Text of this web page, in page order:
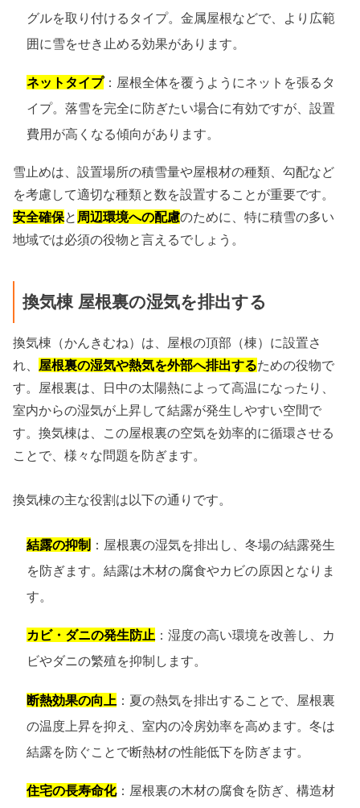
グルを取り付けるタイプ。金属屋根などで、より広範
囲に雪をせき止める効果があります。
ネットタイプ：屋根全体を覆うようにネットを張るタ
イプ。落雪を完全に防ぎたい場合に有効ですが、設置
費用が高くなる傾向があります。
雪止めは、設置場所の積雪量や屋根材の種類、勾配など
を考慮して適切な種類と数を設置することが重要です。
安全確保と 周辺環境への配慮のために、特に積雪の多い
地域では必須の役物と言えるでしょう。
換気棟 屋根裏の湿気を排出する
換気棟（かんきむね）は、屋根の頂部（棟）に設置さ
れ、 屋根裏の湿気や熱気を外部へ排出するための役物で
す。屋根裏は、日中の太陽熱によって高温になったり、
室内からの湿気が上昇して結露が発生しやすい空間で
す。換気棟は、この屋根裏の空気を効率的に循環させる
ことで、様々な問題を防ぎます。
換気棟の主な役割は以下の通りです。
結露の抑制 ：屋根裏の湿気を排出し、冬場の結露発生
を防ぎます。結露は木材の腐食やカビの原因となりま
す。
カビ・ダニの発生防止 ：湿度の高い環境を改善し、カ
ビやダニの繁殖を抑制します。
断熱効果の向上 ：夏の熱気を排出することで、屋根裏
の温度上昇を抑え、室内の冷房効率を高めます。冬は
結露を防ぐことで断熱材の性能低下を防ぎます。
住宅の長寿命化：屋根裏の木材の腐食を防ぎ、構造材